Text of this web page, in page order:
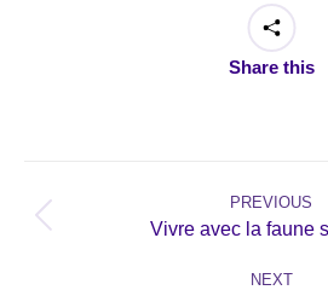
Share this
navigation
PREVIOUS
Vivre avec la faune
NEXT